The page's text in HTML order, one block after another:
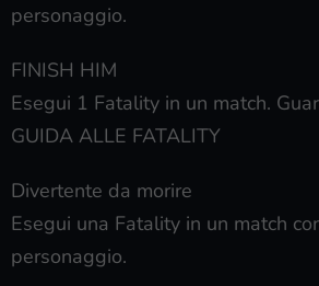
personaggio.
FINISH HIM
Esegui 1 Fatality in un match.
GUIDA ALLE FATALITY
Divertente da morire
Esegui una Fatality in un match
personaggio.